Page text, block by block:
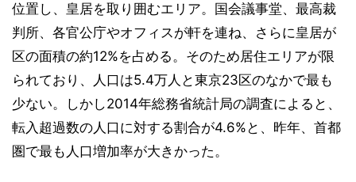
位置し、皇居を取り囲むエリア。国会議事堂、最高裁
判所、各官公庁やオフィスが軒を連ね、さらに皇居が
区の面積の約12%を占める。そのため居住エリアが限
られており、人口は5.4万人と東京23区のなかで最も
少ない。しかし2014年総務省統計局の調査によると、
転入超過数の人口に対する割合が4.6%と、昨年、首都
圏で最も人口増加率が大きかった。